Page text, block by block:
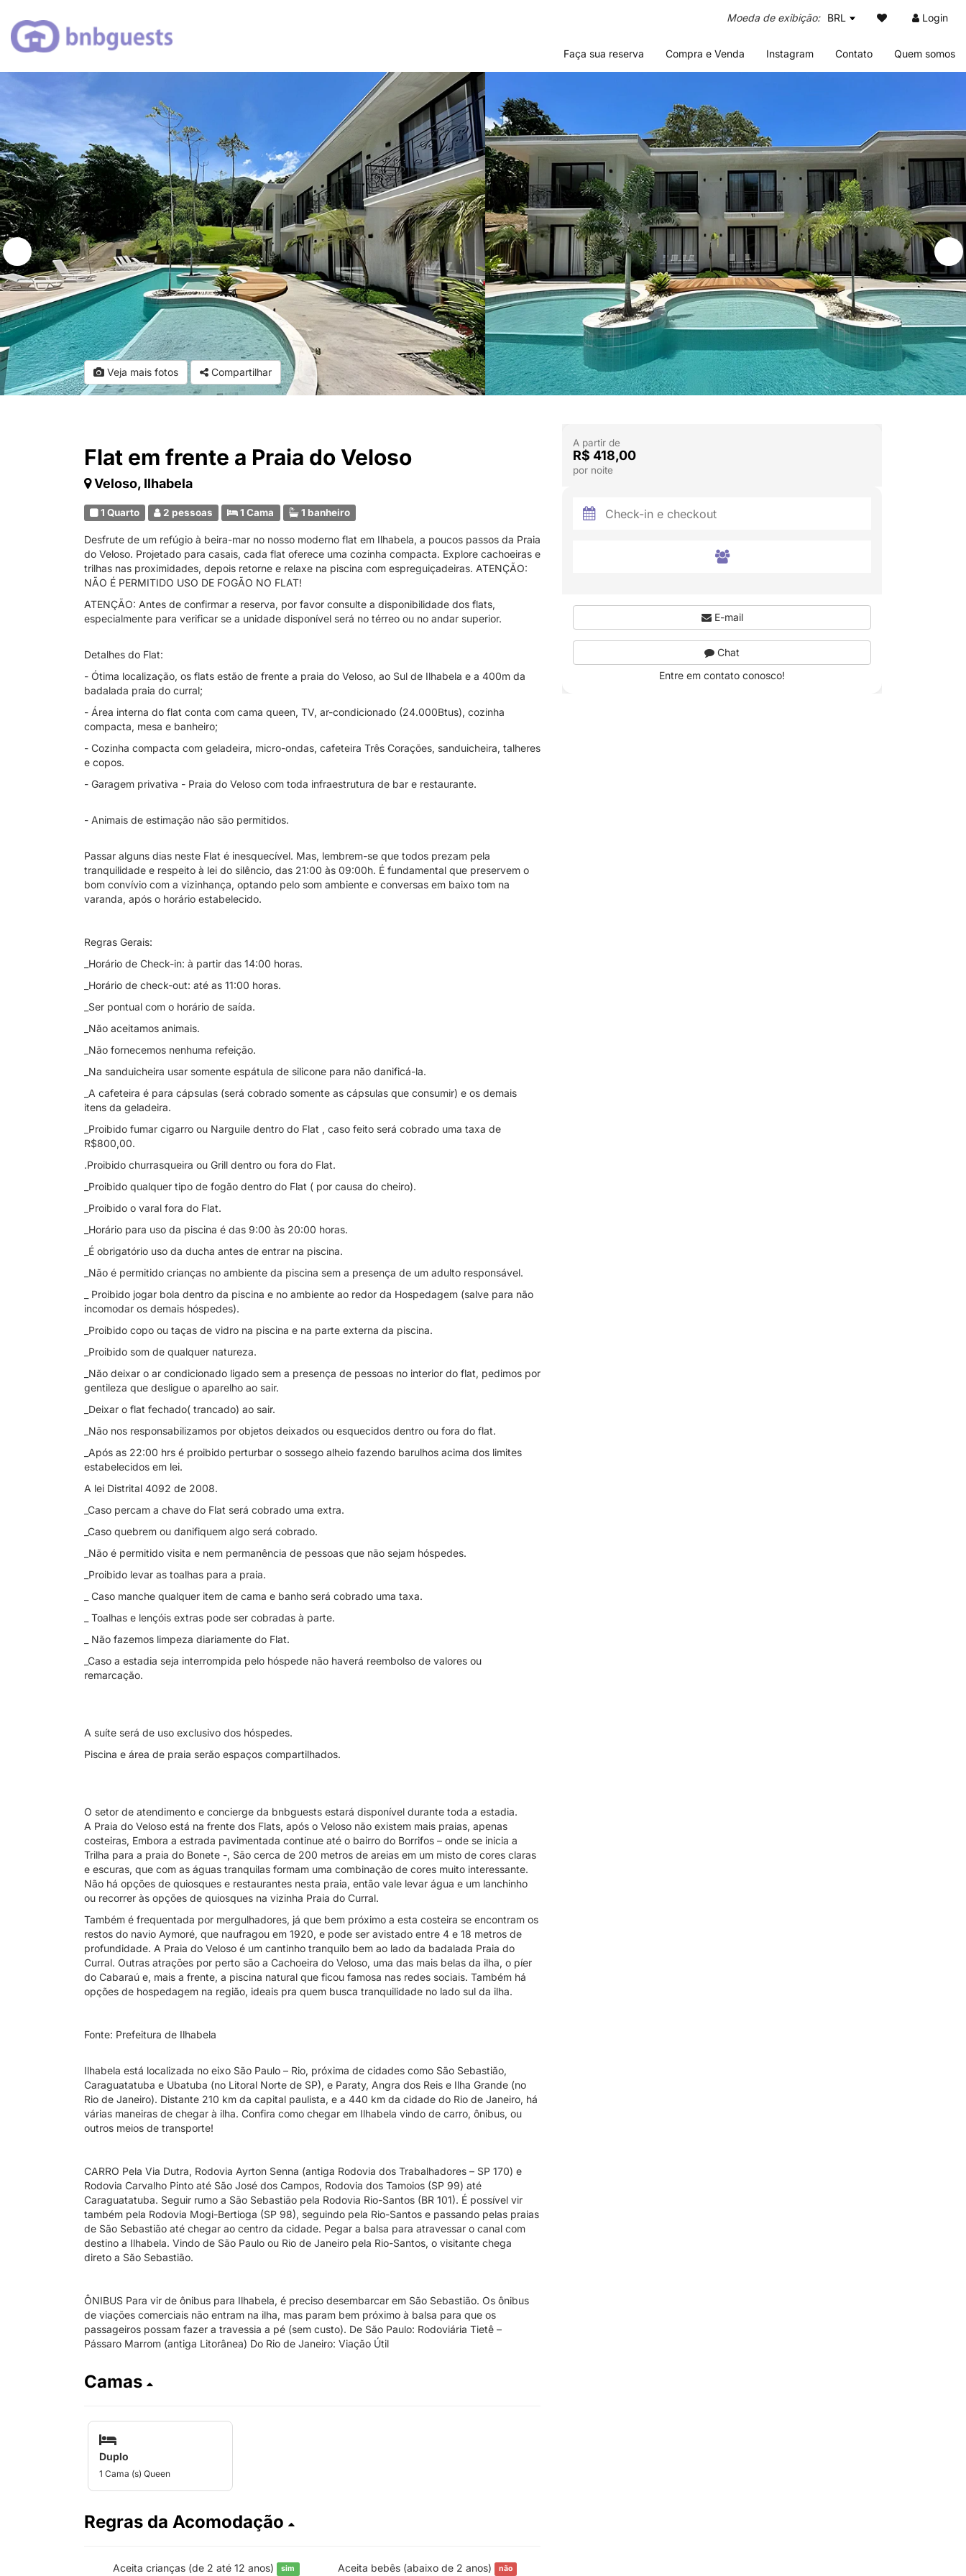
BRL Login
Faça sua reserva Compra e Venda Instagram Contato Quem somos
Veja mais fotos Compartilhar
Flat em frente a Praia do Veloso
Veloso, Ilhabela
1 Quarto 2 pessoas 1 Cama 1 banheiro
Desfrute de um refúgio à beira-mar no nosso moderno flat em Ilhabela, a poucos passos da Praia
do Veloso. Projetado para casais, cada flat oferece uma cozinha compacta. Explore cachoeiras e
trilhas nas proximidades, depois retorne e relaxe na piscina com espreguiçadeiras. ATENÇÃO:
NÃO É PERMITIDO USO DE FOGÃO NO FLAT!
ATENÇÃO: Antes de confirmar a reserva, por favor consulte a disponibilidade dos flats,
especialmente para verificar se a unidade disponível será no térreo ou no andar superior.
Detalhes do Flat:
- Ótima localização, os flats estão de frente a praia do Veloso, ao Sul de Ilhabela e a 400m da
badalada praia do curral;
- Área interna do flat conta com cama queen, TV, ar-condicionado (24.000Btus), cozinha
compacta, mesa e banheiro;
- Cozinha compacta com geladeira, micro-ondas, cafeteira Três Corações, sanduicheira, talheres
e copos.
- Garagem privativa - Praia do Veloso com toda infraestrutura de bar e restaurante.
- Animais de estimação não são permitidos.
Passar alguns dias neste Flat é inesquecível. Mas, lembrem-se que todos prezam pela
tranquilidade e respeito à lei do silêncio, das 21:00 às 09:00h. É fundamental que preservem o
bom convívio com a vizinhança, optando pelo som ambiente e conversas em baixo tom na
varanda, após o horário estabelecido.
Regras Gerais:
_Horário de Check-in: à partir das 14:00 horas.
_Horário de check-out: até as 11:00 horas.
_Ser pontual com o horário de saída.
_Não aceitamos animais.
_Não fornecemos nenhuma refeição.
_Na sanduicheira usar somente espátula de silicone para não danificá-la.
_A cafeteira é para cápsulas (será cobrado somente as cápsulas que consumir) e os demais
itens da geladeira.
_Proibido fumar cigarro ou Narguile dentro do Flat , caso feito será cobrado uma taxa de
R$800,00.
.Proibido churrasqueira ou Grill dentro ou fora do Flat.
_Proibido qualquer tipo de fogão dentro do Flat ( por causa do cheiro).
_Proibido o varal fora do Flat.
_Horário para uso da piscina é das 9:00 às 20:00 horas.
_É obrigatório uso da ducha antes de entrar na piscina.
_Não é permitido crianças no ambiente da piscina sem a presença de um adulto responsável.
_ Proibido jogar bola dentro da piscina e no ambiente ao redor da Hospedagem (salve para não
incomodar os demais hóspedes).
_Proibido copo ou taças de vidro na piscina e na parte externa da piscina.
_Proibido som de qualquer natureza.
_Não deixar o ar condicionado ligado sem a presença de pessoas no interior do flat, pedimos por
gentileza que desligue o aparelho ao sair.
_Deixar o flat fechado( trancado) ao sair.
_Não nos responsabilizamos por objetos deixados ou esquecidos dentro ou fora do flat.
_Após as 22:00 hrs é proibido perturbar o sossego alheio fazendo barulhos acima dos limites
estabelecidos em lei.
A lei Distrital 4092 de 2008.
_Caso percam a chave do Flat será cobrado uma extra.
_Caso quebrem ou danifiquem algo será cobrado.
_Não é permitido visita e nem permanência de pessoas que não sejam hóspedes.
_Proibido levar as toalhas para a praia.
_ Caso manche qualquer item de cama e banho será cobrado uma taxa.
_ Toalhas e lençóis extras pode ser cobradas à parte.
_ Não fazemos limpeza diariamente do Flat.
_Caso a estadia seja interrompida pelo hóspede não haverá reembolso de valores ou
remarcação.
A suíte será de uso exclusivo dos hóspedes.
Piscina e área de praia serão espaços compartilhados.
O setor de atendimento e concierge da bnbguests estará disponível durante toda a estadia.
A Praia do Veloso está na frente dos Flats, após o Veloso não existem mais praias, apenas
costeiras, Embora a estrada pavimentada continue até o bairro do Borrifos – onde se inicia a
Trilha para a praia do Bonete -, São cerca de 200 metros de areias em um misto de cores claras
e escuras, que com as águas tranquilas formam uma combinação de cores muito interessante.
Não há opções de quiosques e restaurantes nesta praia, então vale levar água e um lanchinho
ou recorrer às opções de quiosques na vizinha Praia do Curral.
Também é frequentada por mergulhadores, já que bem próximo a esta costeira se encontram os
restos do navio Aymoré, que naufragou em 1920, e pode ser avistado entre 4 e 18 metros de
profundidade. A Praia do Veloso é um cantinho tranquilo bem ao lado da badalada Praia do
Curral. Outras atrações por perto são a Cachoeira do Veloso, uma das mais belas da ilha, o píer
do Cabaraú e, mais a frente, a piscina natural que ficou famosa nas redes sociais. Também há
opções de hospedagem na região, ideais pra quem busca tranquilidade no lado sul da ilha.
Fonte: Prefeitura de Ilhabela
Ilhabela está localizada no eixo São Paulo – Rio, próxima de cidades como São Sebastião,
Caraguatatuba e Ubatuba (no Litoral Norte de SP), e Paraty, Angra dos Reis e Ilha Grande (no
Rio de Janeiro). Distante 210 km da capital paulista, e a 440 km da cidade do Rio de Janeiro, há
várias maneiras de chegar à ilha. Confira como chegar em Ilhabela vindo de carro, ônibus, ou
outros meios de transporte!
CARRO Pela Via Dutra, Rodovia Ayrton Senna (antiga Rodovia dos Trabalhadores – SP 170) e
Rodovia Carvalho Pinto até São José dos Campos, Rodovia dos Tamoios (SP 99) até
Caraguatatuba. Seguir rumo a São Sebastião pela Rodovia Rio-Santos (BR 101). É possível vir
também pela Rodovia Mogi-Bertioga (SP 98), seguindo pela Rio-Santos e passando pelas praias
de São Sebastião até chegar ao centro da cidade. Pegar a balsa para atravessar o canal com
destino a Ilhabela. Vindo de São Paulo ou Rio de Janeiro pela Rio-Santos, o visitante chega
direto a São Sebastião.
ÔNIBUS Para vir de ônibus para Ilhabela, é preciso desembarcar em São Sebastião. Os ônibus
de viações comerciais não entram na ilha, mas param bem próximo à balsa para que os
passageiros possam fazer a travessia a pé (sem custo). De São Paulo: Rodoviária Tietê –
Pássaro Marrom (antiga Litorânea) Do Rio de Janeiro: Viação Útil
Camas
Duplo
1 Cama (s) Queen
Regras da Acomodação
Aceita crianças (de 2 até 12 anos) sim Aceita bebês (abaixo de 2 anos) não
A partir de
R$ 418,00
por noite
E-mail
Chat
Entre em contato conosco!